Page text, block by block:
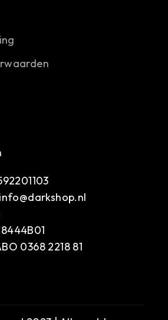
info@darkshop.nl
0368 2218 81